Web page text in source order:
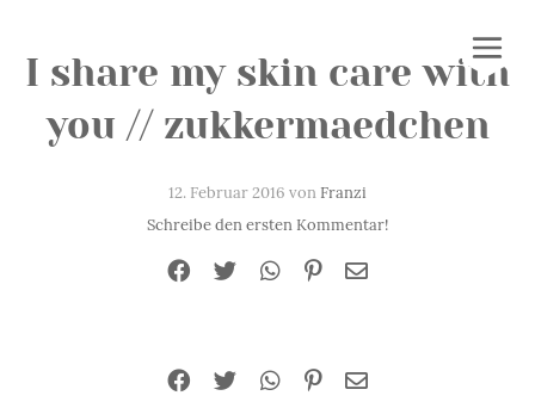
I share my skin care with
you // zukkermaedchen
12. Februar 2016 vonFranzi
Schreibe den ersten Kommentar!